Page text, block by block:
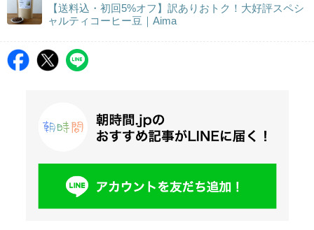
【送料込・初回5%オフ】訳ありおトク！大好評スペシ
ャルティコーヒー豆｜Aima